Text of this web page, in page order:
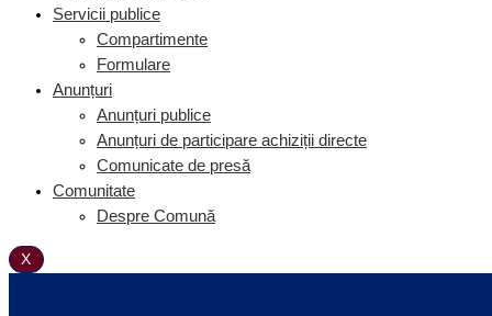
Servicii publice
Compartimente
Formulare
Anunțuri
Anunțuri publice
Anunțuri de participare achiziții directe
Comunicate de presă
Comunitate
Despre Comună
X